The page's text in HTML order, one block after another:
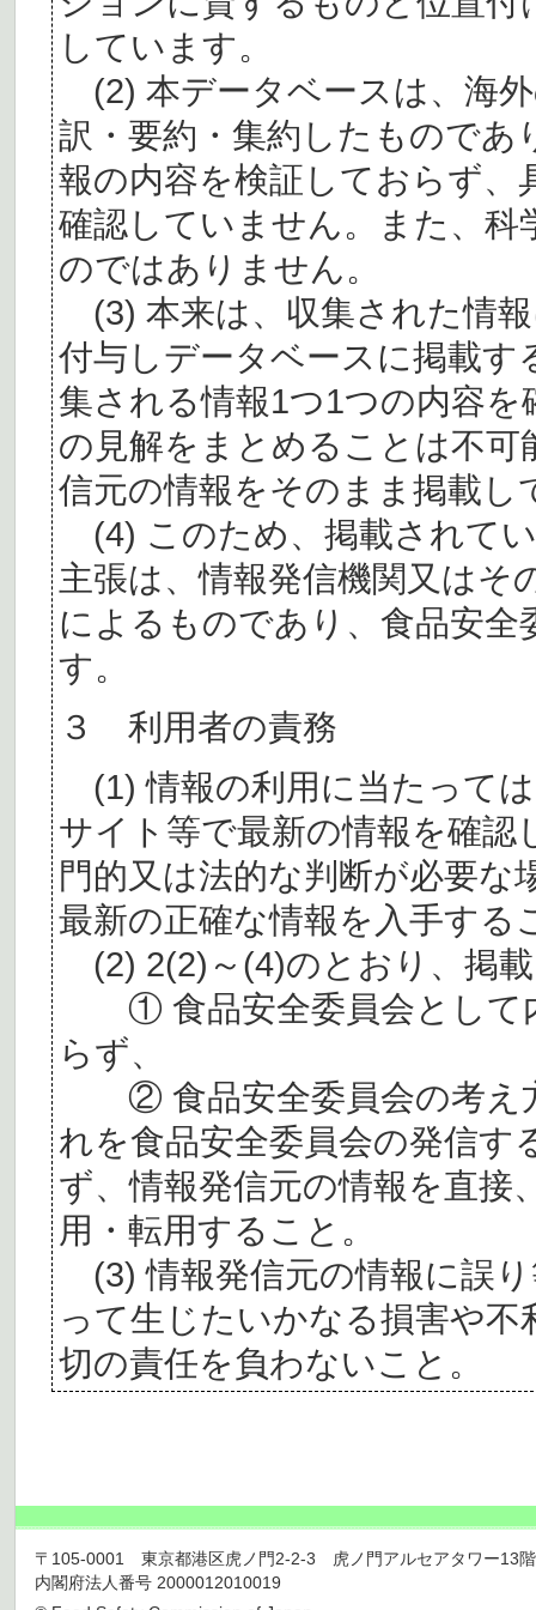
しています。
(2) 本データベースは、海
訳・要約・集約したものであ
報の内容を検証しておらず、
確認していません。また、
のではありません。
(3) 本来は、収集された情
付与しデータベースに掲載
集される情報1つ1つの内容
の見解をまとめることは不
信元の情報をそのまま掲載し
(4) このため、掲載されて
主張は、情報発信機関又はそ
によるものであり、食品安
す。
３ 利用者の責務
(1) 情報の利用に当たって
サイト等で最新の情報を確認
門的又は法的な判断が必要
最新の正確な情報を入手する
(2) 2(2)～(4)のとおり、掲
① 食品安全委員会として
らず、
② 食品安全委員会の考え
れを食品安全委員会の発信す
ず、情報発信元の情報を直接
用・転用すること。
(3) 情報発信元の情報に誤
って生じたいかなる損害や
切の責任を負わないこと。
〒105-0001 東京都港区虎ノ門2-2-3 虎ノ門アルセアタワー13
内閣府法人番号 2000012010019